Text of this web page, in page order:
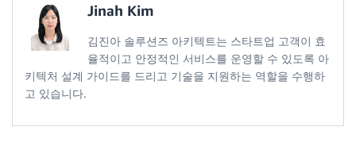
Jinah Kim
김진아 솔루션즈 아키텍트는 스타트업 고객이 효
율적이고 안정적인 서비스를 운영할 수 있도록 아
키텍처 설계 가이드를 드리고 기술을 지원하는 역할을 수행하
고 있습니다.